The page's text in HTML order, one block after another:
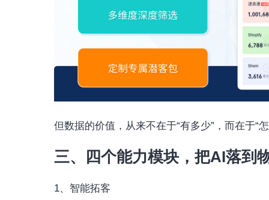
但数据的价值，从来不在于“有多少”，而在于“
三、四个能力模块，把AI落到
1、智能拓客